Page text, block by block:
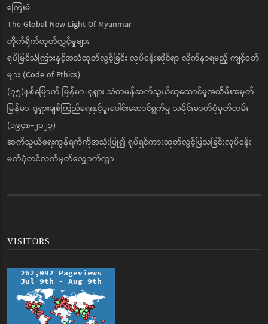
ကြေးမုံ
The Global New Light Of Myanmar
တိုက်ရိုက်ထုတ်လွှင့်မှုများ
ရုပ်မြင်သံကြားနှင့်အသံထုတ်လွှင့်ခြင်း လုပ်ငန်းဆိုင်ရာ လိုက်နာရမည့် ကျင့်ဝတ်
များ (Code of Ethics)
(၇၅)နှစ်မြောက် မြန်မာ-ရုရှား သံတမန်ဆက်သွယ်ထူထောင်မှုအထိမ်းအမှတ်
မြန်မာ-ရုရှားချစ်ကြည်ရေးနှင့်ပူးပေါင်းဆောင်ရွက်မှု သမိုင်းဓာတ်ပုံမှတ်တမ်း
(၁၉၄၈-၂၀၂၃)
ဆက်သွယ်ရေးကွန်ရက်ကိုအသုံးပြု၍ ရုပ်ရှင်ကားထုတ်လွှင့်ပြသခြင်းလုပ်ငန်း
မှတ်ပုံတင်လက်မှတ်လျှောက်လွှာ
VISITORS